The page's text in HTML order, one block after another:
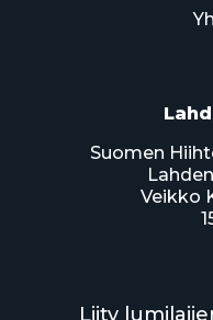
Suomen
Veikko
Liity